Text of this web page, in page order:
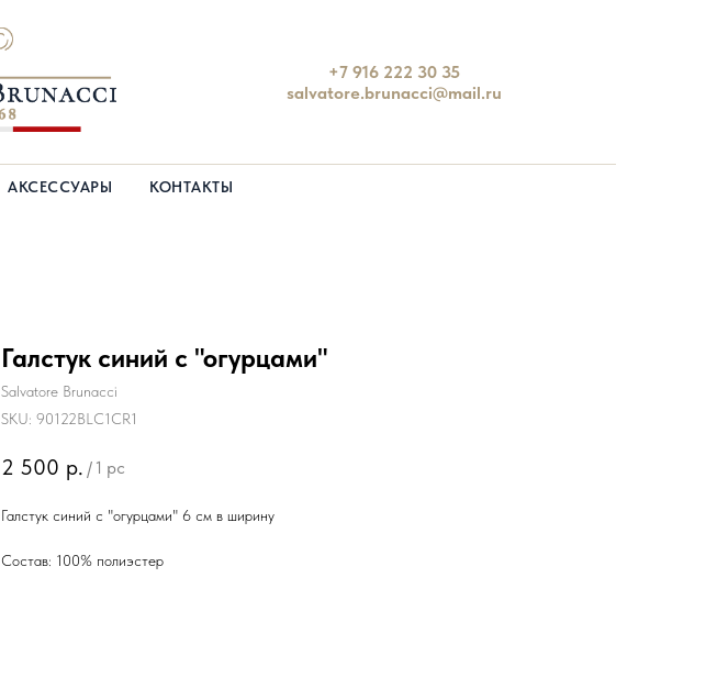
+7 916 222 30 35
salvatore.brunacci@mail.ru
АКСЕССУАРЫ КОНТАКТЫ
Галстук синий с "огурцами"
Salvatore Brunacci
SKU: 90122BLC1CR1
2 500 р. / 1 pc
Галстук синий с "огурцами" 6 см в ширину
Состав: 100% полиэстер